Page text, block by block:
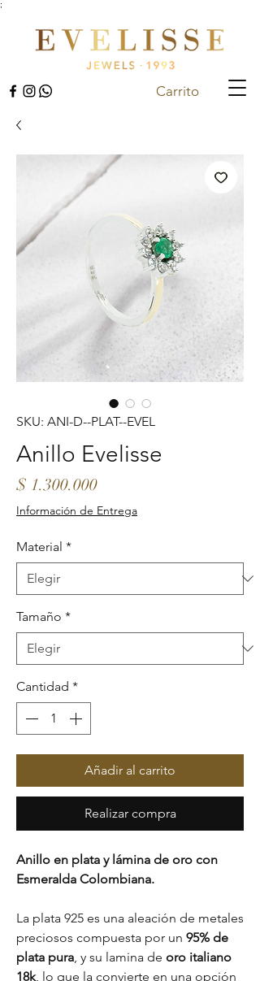
;
Carrito
SKU: ANI-D--PLAT--EVEL
Anillo Evelisse
$ 1.300.000Precio
Información de Entrega
Material *
Tamaño *
Cantidad *
Añadir al carrito
Realizar compra
Anillo en plata y lámina de oro con
Esmeralda Colombiana.
La plata 925 es una aleación de metales
preciosos compuesta por un 95% de
plata pura, y su lamina de oro italiano
18k, lo que la convierte en una opción